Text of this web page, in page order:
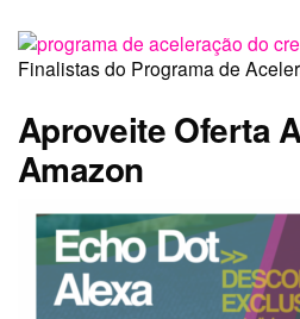
Finalistas do Programa de
Aproveite Oferta
Amazon